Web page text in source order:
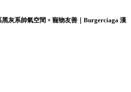
黑灰系帥氣空間 × 寵物友善｜Burgerciaga 漢